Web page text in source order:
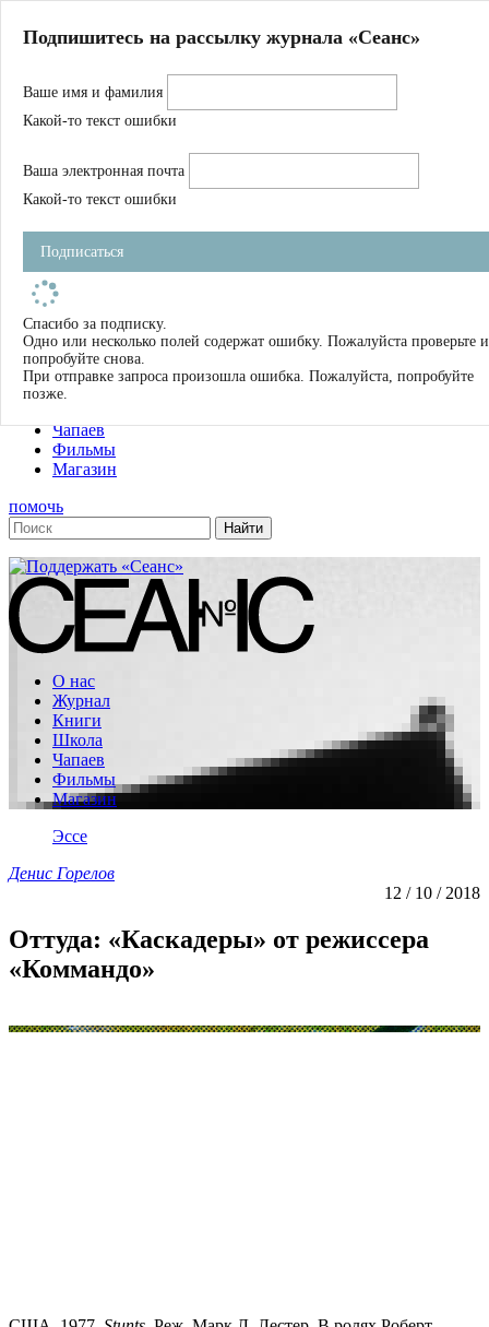
Магазин
Журнал
Школа
Устав
Фильмы
Имена
Тэги
О нас
Журнал
Книги
Чапаев
Фильмы
Магазин
помочь
О нас
Журнал
Книги
Школа
Чапаев
Фильмы
Магазин
Эссе
Денис Горелов
12 / 10 / 2018
Оттуда: «Каскадеры» от режиссера
«Коммандо»
Подпишитесь на рассылку журнала «Сеанс»
Ваше имя и фамилия
Какой-то текст ошибки
Ваша электронная почта
Какой-то текст ошибки
Подписаться
Спасибо за подписку.
Одно или несколько полей содержат ошибку. Пожалуйста проверьте и
попробуйте снова.
При отправке запроса произошла ошибка. Пожалуйста, попробуйте
позже.